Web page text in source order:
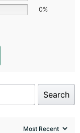
0%
Search